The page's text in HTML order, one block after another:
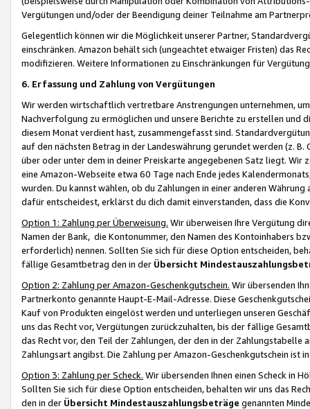
Vergütungen und/oder der Beendigung deiner Teilnahme am
Gelegentlich können wir die Möglichkeit unserer Partner,
einschränken. Amazon behält sich (ungeachtet etwaiger Fristen) das
modifizieren. Weitere Informationen zu Einschränkungen für
6. Erfassung und Zahlung von Vergütungen
Wir werden wirtschaftlich vertretbare Anstrengungen unternehmen,
Nachverfolgung zu ermöglichen und unsere Berichte zu erstellen und
diesem Monat verdient hast, zusammengefasst sind.
auf den nächsten Betrag in der Landeswährung gerundet werden (z.
über oder unter dem in deiner Preiskarte angegebenen Satz liegt.
eine Amazon-Webseite etwa 60 Tage nach Ende jedes
wurden. Du kannst wählen, ob du Zahlungen in einer anderen
dafür entscheidest, erklärst du dich damit einverstanden, dass die
Option 1: Zahlung per Überweisung. Wir überweisen Ihre Vergütung
Namen der Bank, die Kontonummer, den Namen des Kontoinhabers
erforderlich) nennen. Sollten Sie sich für diese Option entscheiden,
fällige Gesamtbetrag den in der Übersicht
Option 2: Zahlung per Amazon-Geschenkgutschein. Wir übersenden
Partnerkonto genannte Haupt-E-Mail-Adresse. Diese
Kauf von Produkten eingelöst werden und unterliegen unseren
uns das Recht vor, Vergütungen zurückzuhalten, bis der fällige
das Recht vor, den Teil der Zahlungen, der den in der
Zahlungsart angibst. Die Zahlung per Amazon-Geschenkgutschein ist
Option 3: Zahlung per Scheck. Wir übersenden Ihnen einen Scheck in
Sollten Sie sich für diese Option entscheiden, behalten wir uns das
den in der Übersicht Mindestauszahlungsbeträge genannten